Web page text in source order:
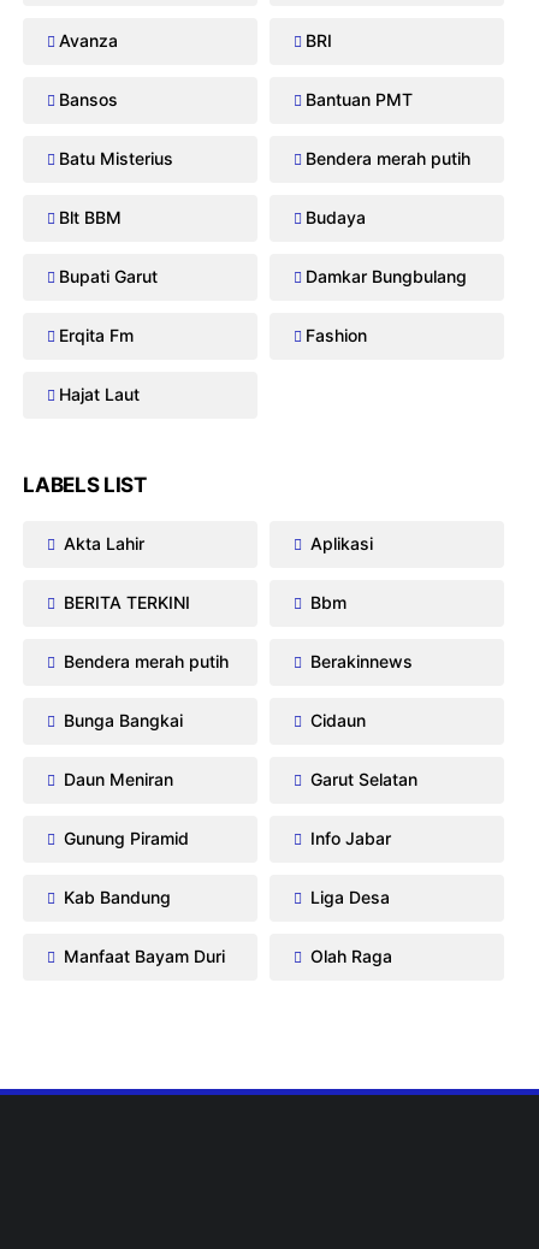
Avanza BRI
Bansos Bantuan PMT
Batu Misterius Bendera merah putih
Blt BBM Budaya
Bupati Garut Damkar Bungbulang
Erqita Fm Fashion
Hajat Laut
LABELS LIST
Akta Lahir Aplikasi
BERITA TERKINI Bbm
Bendera merah putih Berakinnews
Bunga Bangkai Cidaun
Daun Meniran Garut Selatan
Gunung Piramid Info Jabar
Kab Bandung Liga Desa
Manfaat Bayam Duri Olah Raga